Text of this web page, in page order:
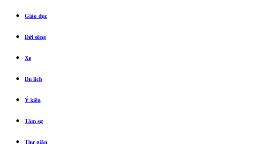
Giáo dục
Đời sống
Xe
Du lịch
Ý kiến
Tâm sự
Thư giãn